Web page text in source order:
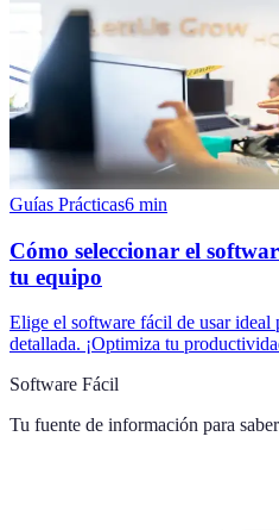
Guías Prácticas6 min
Cómo seleccionar el
tu equipo
Elige el software fácil de usar ideal
detallada. ¡Optimiza tu
Software Fácil
Tu fuente de información para